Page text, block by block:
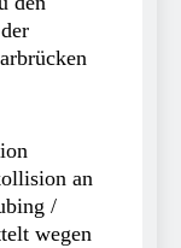
an
/
wegen